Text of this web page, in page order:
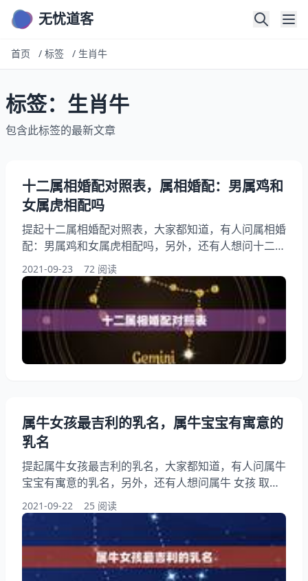
无忧道客
首页 / 标签 / 生肖牛
标签：生肖牛
包含此标签的最新文章
十二属相婚配对照表，属相婚配：男属鸡和
女属虎相配吗
提起十二属相婚配对照表，大家都知道，有人问属相婚
配：男属鸡和女属虎相配吗，另外，还有人想问十二生
肖日期属相表，你知道这是怎么回事？其实属相婚配十
二生肖年龄表，下面就一起来看看属相婚配：男属鸡和
女属虎相配吗，希望能够帮助到大家！ 十二属相婚配
对照表 1、十二属相婚配对照表:属相婚配：男属鸡和
女属虎相配吗 相配，属鸡男精明强干，口舌伶俐，热
情开朗，有上进心，做事果断，讲求效率，待人接物经
验丰富
2021-09-23 72 阅读
属牛女孩最吉利的乳名，属牛宝宝有寓意的
乳名
提起属牛女孩最吉利的乳名，大家都知道，有人问属牛
宝宝有寓意的乳名，另外，还有人想问属牛 女孩 取
名，你知道这是怎么回事？其实牛宝宝有福气的乳名，
下面就一起来看看属牛宝宝有寓意的乳名，希望能够帮
助到大家！ 属牛女孩最吉利的乳名 1、属牛女孩最吉
利的乳名:属牛宝宝有寓意的乳名 生肖牛有勤奋踏实，
做事谨慎小心的性格特点。牛年出生的人义务感强，勤
2021-09-22 25 阅读